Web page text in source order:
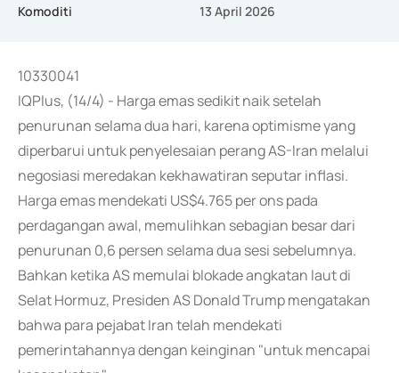
Komoditi 13 April 2026
10330041
IQPlus, (14/4) - Harga emas sedikit naik setelah
penurunan selama dua hari, karena optimisme yang
diperbarui untuk penyelesaian perang AS-Iran melalui
negosiasi meredakan kekhawatiran seputar inflasi.
Harga emas mendekati US$4.765 per ons pada
perdagangan awal, memulihkan sebagian besar dari
penurunan 0,6 persen selama dua sesi sebelumnya.
Bahkan ketika AS memulai blokade angkatan laut di
Selat Hormuz, Presiden AS Donald Trump mengatakan
bahwa para pejabat Iran telah mendekati
pemerintahannya dengan keinginan "untuk mencapai